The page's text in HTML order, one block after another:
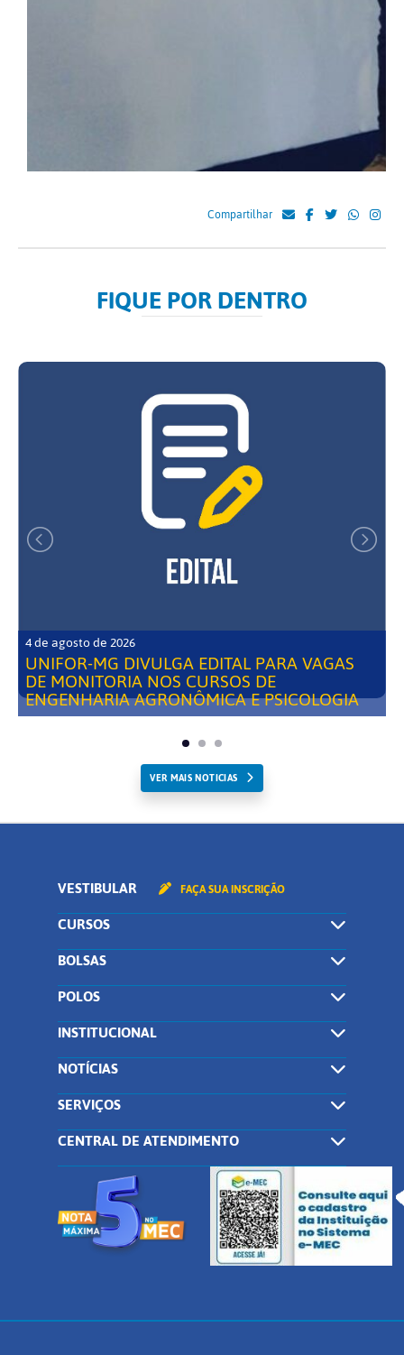
Compartilhar
FIQUE POR DENTRO
4 de agosto de 2026
UNIFOR-MG DIVULGA EDITAL PARA VAGAS
DE MONITORIA NOS CURSOS DE
ENGENHARIA AGRONÔMICA E PSICOLOGIA
VER MAIS NOTICIAS
VESTIBULAR FAÇA SUA INSCRIÇÃO
CURSOS
BOLSAS
POLOS
INSTITUCIONAL
NOTÍCIAS
SERVIÇOS
CENTRAL DE ATENDIMENTO